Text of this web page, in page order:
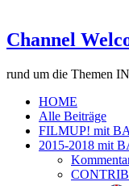
Channel
rund um die Themen
HOME
Alle Beiträge
FILMUP! mit
2015-2018 mit